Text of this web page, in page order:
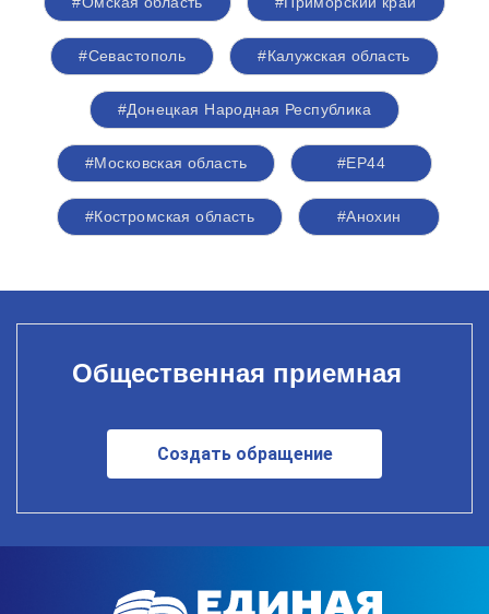
#Севастополь #Калужская область
#Донецкая Народная Республика
#Московская область #ЕР44
#Костромская область #Анохин
Общественная приемная
Создать обращение